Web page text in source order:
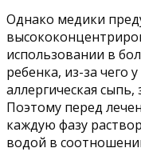
Однако медики
использовании в
ребенка, из-за чего
аллергическая
Поэтому перед
каждую фазу
водой в